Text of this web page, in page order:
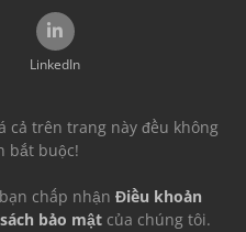
LinkedIn
cả trên trang này đều không
bắt buộc!
chấp nhận Điều khoản
bảo mật của chúng tôi.